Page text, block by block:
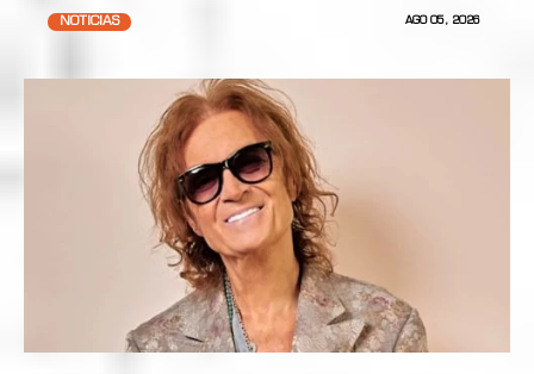
NOTICIAS AGO 05, 2026